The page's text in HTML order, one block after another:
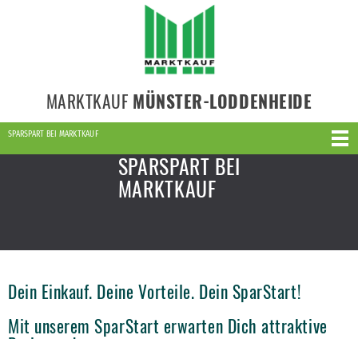
MARKTKAUF MÜNSTER-LODDENHEIDE
SPARSPART BEI MARKTKAUF
SPARSPART BEI
MARKTKAUF
Dein Einkauf. Deine Vorteile. Dein SparStart!
Mit unserem SparStart erwarten Dich attraktive